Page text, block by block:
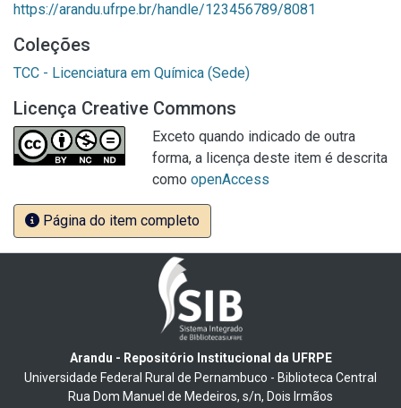
https://arandu.ufrpe.br/handle/123456789/8081
Coleções
TCC - Licenciatura em Química (Sede)
Licença Creative Commons
Exceto quando indicado de outra
forma, a licença deste item é descrita
como openAccess
Página do item completo
Arandu - Repositório Institucional da UFRPE
Universidade Federal Rural de Pernambuco - Biblioteca Central
Rua Dom Manuel de Medeiros, s/n, Dois Irmãos